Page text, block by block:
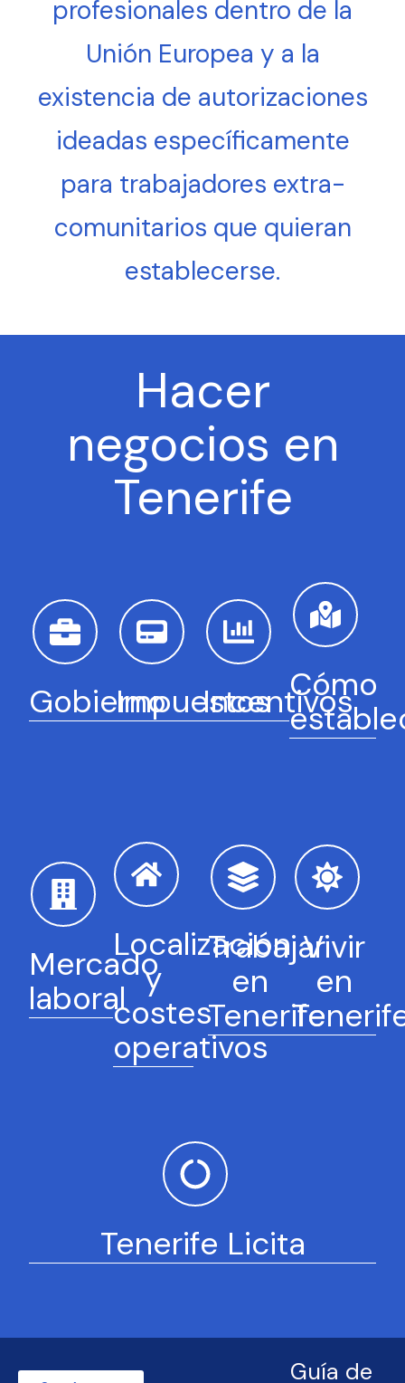
profesionales dentro de la
Unión Europea y a la
existencia de autorizaciones
ideadas específicamente
para trabajadores extra-
comunitarios que quieran
establecerse.
Hacer
negocios en
Tenerife
GobiernoImpuestosIncentivos
Cómo
Mercado
laboral
Localización
y
costes
operativos
Trabajar
en
Tenerife
Vivir
en
Tenerife Licita
Guía de